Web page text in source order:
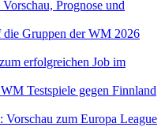
Prognose und
die Gruppen der WM 2026
erfolgreichen Job im
Testspiele gegen Finnland
zum Europa League